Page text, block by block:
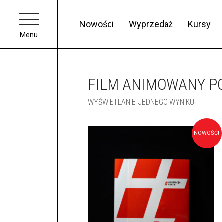
Nowości Wyprzedaż Kursy
Menu
FILM ANIMOWANY
WYŚWIETLANIE JEDNEGO WYNIKU
NOWOŚĆ!